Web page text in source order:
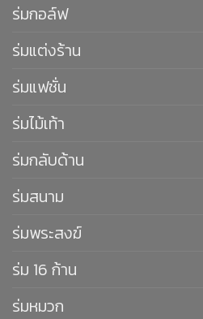
ร่มกอล์ฟ
ร่มแต่งร้าน
ร่มแฟชั่น
ร่มไม้เท้า
ร่มกลับด้าน
ร่มสนาม
ร่มพระสงฆ์
ร่ม 16 ก้าน
ร่มหมวก